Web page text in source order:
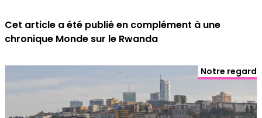
Cet article a été publié en complément à une
chronique Monde sur le Rwanda
Notre regard